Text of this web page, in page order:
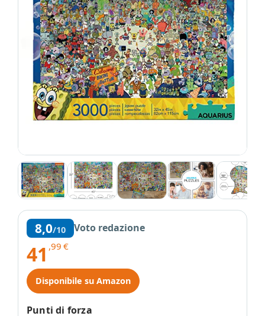
8,0/10 Voto redazione
41 ,99 €
Disponibile su Amazon
Punti di forza